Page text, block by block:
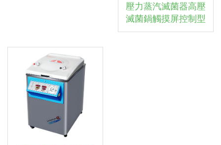
壓力蒸汽滅菌器高壓
滅菌鍋觸摸屏控制型